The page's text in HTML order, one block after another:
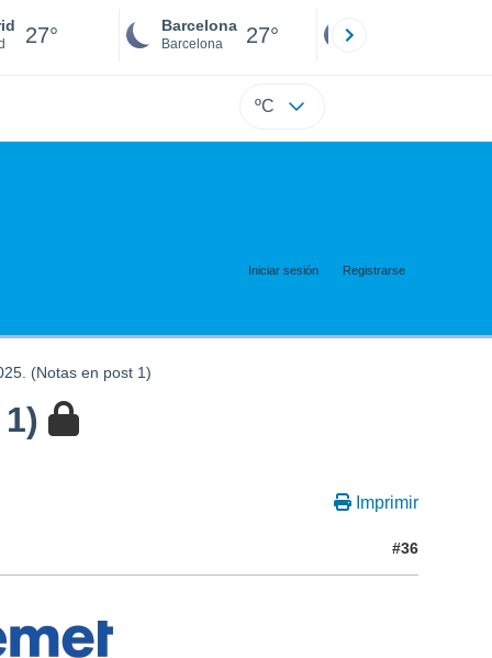
27° Barcelona
Barcelona 27°
ºC
Iniciar sesión Registrarse
(Notas en post 1)
Imprimir
#36